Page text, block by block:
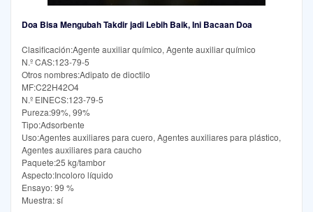
Doa Bisa Mengubah Takdir jadi Lebih Baik, Ini Bacaan Doa
Clasificación:Agente auxiliar químico, Agente auxiliar químico
N.º CAS:123-79-5
Otros nombres:Adipato de dioctilo
MF:C22H42O4
N.º EINECS:123-79-5
Pureza:99%, 99%
Tipo:Adsorbente
Uso:Agentes auxiliares para cuero, Agentes auxiliares para plástico,
Agentes auxiliares para caucho
Paquete:25 kg/tambor
Aspecto:Incoloro líquido
Ensayo: 99 %
Muestra: sí